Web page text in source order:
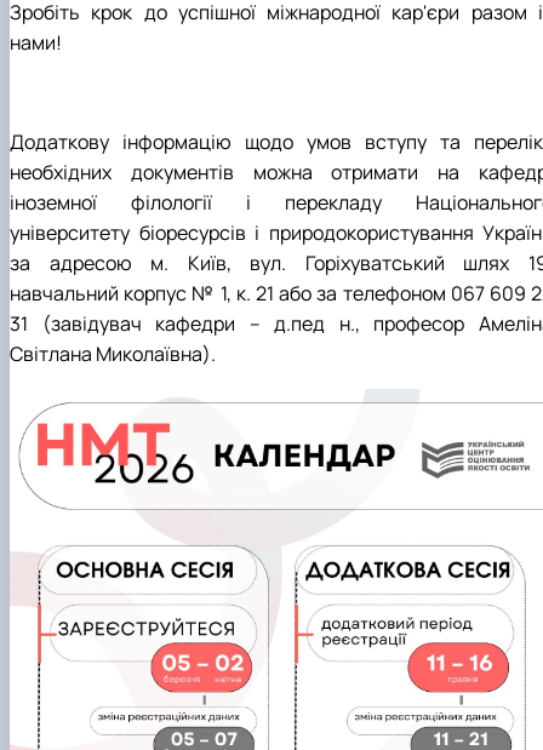
Зробіть крок до успішної міжнародної кар'єри разом
нами!
Додаткову інформацію щодо умов вступу та
необхідних документів можна отримати на
іноземної філології і перекладу
університету біоресурсів і природокористування
за адресою м. Київ, вул. Горіхуватський шлях
навчальний корпус № 1, к. 21 або за телефоном 067 609
31 (завідувач кафедри – д.пед н., професор
Світлана Миколаївна).